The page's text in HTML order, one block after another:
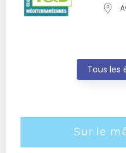
Tous les
Sur le